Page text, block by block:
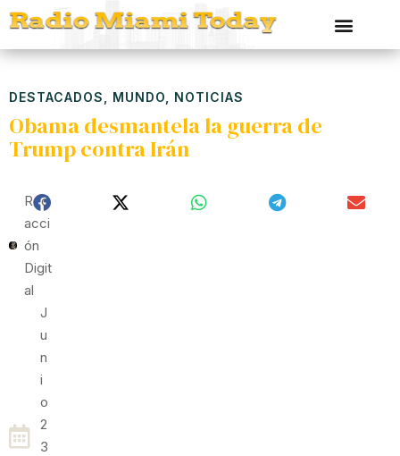
DESTACADOS MUNDO NOTICIAS
Obama desmantela la guerra de
Trump contra Irán
Red
Acci
Ón
Digit
Al
J
U
N
I
O
2
3